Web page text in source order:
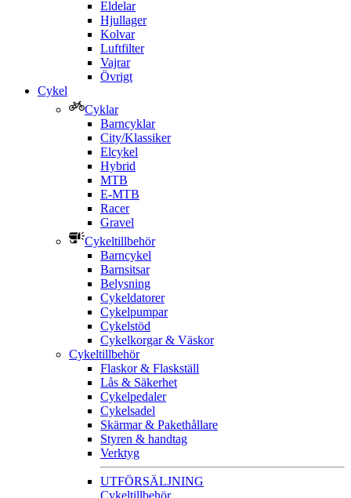
Eldelar
Hjullager
Kolvar
Luftfilter
Vajrar
Övrigt
Cykel
Cyklar
Barncyklar
City/Klassiker
Elcykel
Hybrid
MTB
E-MTB
Racer
Gravel
Cykeltillbehör
Barncykel
Barnsitsar
Belysning
Cykeldatorer
Cykelpumpar
Cykelstöd
Cykelkorgar & Väskor
Cykeltillbehör
Flaskor & Flaskställ
Lås & Säkerhet
Cykelpedaler
Cykelsadel
Skärmar & Pakethållare
Styren & handtag
Verktyg
UTFÖRSÄLJNING
Cykeltillbehör